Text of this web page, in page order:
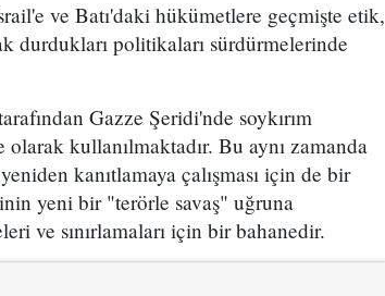
ve Batı'daki hükümetlere geçmişte etik,
durdukları politikaları sürdürmelerinde
Gazze Şeridi'nde soykırım
kullanılmaktadır. Bu aynı zamanda
kanıtlamaya çalışması için de bir
yeni bir "terörle savaş" uğruna
ve sınırlamaları için bir bahanedir.